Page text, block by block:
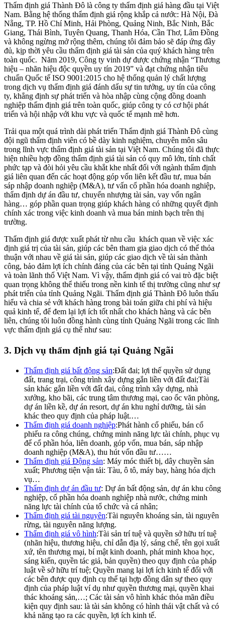
Thẩm định giá Thành Đô là công ty thẩm định giá hàng đầu tại Việt
Nam. Bằng hệ thống thẩm định giá rộng khắp cả nước: Hà Nội, Đà
Nẵng, TP. Hồ Chí Minh, Hải Phòng, Quảng Ninh, Bắc Ninh, Bắc
Giang, Thái Bình, Tuyên Quang, Thanh Hóa, Cần Thơ, Lâm Đồng
và không ngừng mở rộng thêm, chúng tôi đảm bảo sẽ đáp ứng đầy
đủ, kịp thời yêu cầu thẩm định giá tài sản của quý khách hàng trên
toàn quốc. Năm 2019, Công ty vinh dự được chứng nhận “Thương
hiệu – nhãn hiệu độc quyền uy tín 2019” và đạt chứng nhận tiêu
chuẩn Quốc tế ISO 9001:2015 cho hệ thống quản lý chất lượng
trong dịch vụ thẩm định giá đánh dấu sự tin tưởng, uy tín của công
ty, khẳng định sự phát triển và hòa nhập cùng cộng đồng doanh
nghiệp thẩm định giá trên toàn quốc, giúp công ty có cơ hội phát
triển và hội nhập với khu vực và quốc tế mạnh mẽ hơn.
Trải qua một quá trình dài phát triển Thẩm định giá Thành Đô cùng
đội ngũ thẩm định viên có bề dày kinh nghiệm, chuyên môn sâu
trong lĩnh vực thẩm định giá tài sản tại Việt Nam. Chúng tôi đã thực
hiện nhiều hợp đồng thẩm định giá tài sản có quy mô lớn, tính chất
phức tạp và đòi hỏi yêu cầu khắt khe nhất đối với ngành thẩm định
giá liên quan đến các hoạt động góp vốn liên kết đầu tư, mua bán
sáp nhập doanh nghiệp (M&A), tư vấn cổ phần hóa doanh nghiệp,
thẩm định dự án đầu tư, chuyển nhượng tài sản, vay vốn ngân
hàng… góp phần quan trọng giúp khách hàng có những quyết định
chính xác trong việc kinh doanh và mua bán minh bạch trên thị
trường.
Thẩm định giá được xuất phát từ nhu cầu khách quan về việc xác
định giá trị của tài sản, giúp các bên tham gia giao dịch có thể thỏa
thuận với nhau về giá tài sản, giúp các giao dịch về tài sản thành
công, bảo đảm lợi ích chính đáng của các bên tại tỉnh Quảng Ngãi
và toàn lãnh thổ Việt Nam. Vì vậy, thẩm định giá có vai trò đặc biệt
quan trọng không thể thiếu trong nền kinh tế thị trường cũng như sự
phát triển của tỉnh Quảng Ngãi. Thẩm định giá Thành Đô luôn thấu
hiểu và chia sẻ với khách hàng trong bài toán giữa chi phí và hiệu
quả kinh tế, để đem lại lợi ích tốt nhất cho khách hàng và các bên
liên, chúng tôi luôn đồng hành cùng tỉnh Quảng Ngãi trong các lĩnh
vực thẩm định giá cụ thể như sau:
3. Dịch vụ thẩm định giá tại Quảng Ngãi
Thẩm định giá bất động sản:Đất đai; lợi thế quyền sử dụng
đất, trang trại, công trình xây dựng gắn liền với đất đai;Tài
sản khác gắn liền với đất đai, công trình xây dựng, nhà
xưởng, kho bãi, các trung tâm thương mại, cao ốc văn phòng,
dự án liền kề, dự án resort, dự án khu nghỉ dưỡng, tài sản
khác theo quy định của pháp luật.…
Thẩm định giá doanh nghiệp:Phát hành cổ phiếu, bán cổ
phiếu ra công chúng, chứng minh năng lực tài chính, phục vụ
để cổ phần hóa, liên doanh, góp vốn, mua bán, sáp nhập
doanh nghiệp (M&A), thu hút vốn đầu tư……
Thẩm định giá Động sản: Máy móc thiết bị, dây chuyền sản
xuất; Phương tiện vận tải: Tàu, ô tô, máy bay, hàng hóa dịch
vụ…
Thẩm định dự án đầu tư: Dự án bất động sản, dự án khu công
nghiệp, cổ phần hóa doanh nghiệp nhà nước, chứng minh
năng lực tài chính của tổ chức và cá nhân;
Thẩm định giá tài nguyên:Tài nguyên khoáng sản, tài nguyên
rừng, tài nguyên năng lượng.
Thẩm định giá vô hình:Tài sản trí tuệ và quyền sở hữu trí tuệ
(nhãn hiệu, thương hiệu, chỉ dẫn địa lý, sáng chế, tên gọi xuất
xứ, tên thương mại, bí mật kinh doanh, phát minh khoa học,
sáng kiến, quyền tác giả, bản quyền) theo quy định của pháp
luật về sở hữu trí tuệ; Quyền mang lại lợi ích kinh tế đối với
các bên được quy định cụ thể tại hợp đồng dân sự theo quy
định của pháp luật ví dụ như quyền thương mại, quyền khai
thác khoáng sản,…; Các tài sản vô hình khác thỏa mãn điều
kiện quy định sau: là tài sản không có hình thái vật chất và có
khả năng tạo ra các quyền, lợi ích kinh tế.